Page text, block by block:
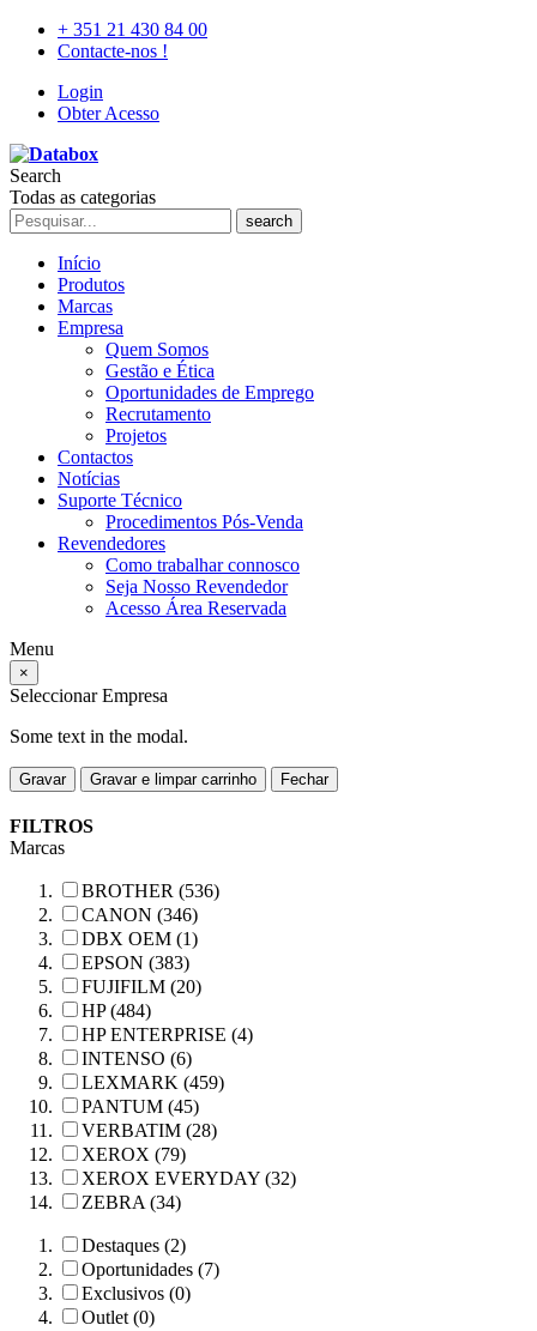
+ 351 21 430 84 00
Contacte-nos !
Login
Obter Acesso
Search
Todas as categorias
search
Início
Produtos
Marcas
Empresa
Quem Somos
Gestão e Ética
Oportunidades de Emprego
Recrutamento
Projetos
Contactos
Notícias
Suporte Técnico
Procedimentos Pós-Venda
Revendedores
Como trabalhar connosco
Seja Nosso Revendedor
Acesso Área Reservada
Menu
×
Seleccionar Empresa
Some text in the modal.
Gravar Gravar e limpar carrinho Fechar
FILTROS
Marcas
BROTHER (536)
CANON (346)
DBX OEM (1)
EPSON (383)
FUJIFILM (20)
HP (484)
HP ENTERPRISE (4)
INTENSO (6)
LEXMARK (459)
PANTUM (45)
VERBATIM (28)
XEROX (79)
XEROX EVERYDAY (32)
ZEBRA (34)
Destaques (2)
Oportunidades (7)
Exclusivos (0)
Outlet (0)